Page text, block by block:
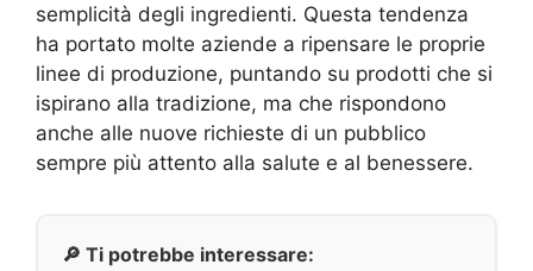
semplicità degli ingredienti. Questa tendenza
ha portato molte aziende a ripensare le proprie
linee di produzione, puntando su prodotti che si
ispirano alla tradizione, ma che rispondono
anche alle nuove richieste di un pubblico
sempre più attento alla salute e al benessere.
🔎 Ti potrebbe interessare: